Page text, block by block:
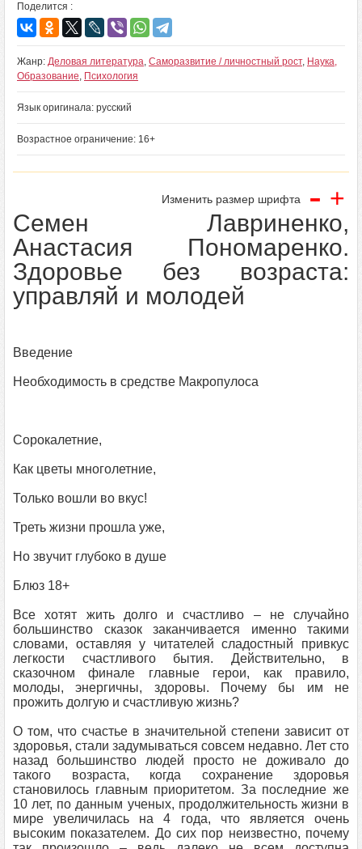
Поделится :
Жанр: Деловая литература, Саморазвитие / личностный рост, Наука,
Образование, Психология
Язык оригинала: русский
Возрастное ограничение: 16+
Изменить размер шрифта - +
Семен Лавриненко,
Анастасия Пономаренко.
Здоровье без возраста:
управляй и молодей
Введение
Необходимость в средстве Макропулоса
Сорокалетние,
Как цветы многолетние,
Только вошли во вкус!
Треть жизни прошла уже,
Но звучит глубоко в душе
Блюз 18+
Все хотят жить долго и счастливо – не случайно
большинство сказок заканчивается именно такими
словами, оставляя у читателей сладостный привкус
легкости счастливого бытия. Действительно, в
сказочном финале главные герои, как правило,
молоды, энергичны, здоровы. Почему бы им не
прожить долгую и счастливую жизнь?
О том, что счастье в значительной степени зависит от
здоровья, стали задумываться совсем недавно. Лет сто
назад большинство людей просто не доживало до
такого возраста, когда сохранение здоровья
становилось главным приоритетом. За последние же
10 лет, по данным ученых, продолжительность жизни в
мире увеличилась на 4 года, что является очень
высоким показателем. До сих пор неизвестно, почему